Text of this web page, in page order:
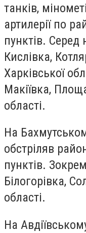
танків,
артилерії по
пунктів. Серед
Кислівка,
Харківської
Макіївка,
області.
На
обстріляв
пунктів.
Білогорівка,
області.
На